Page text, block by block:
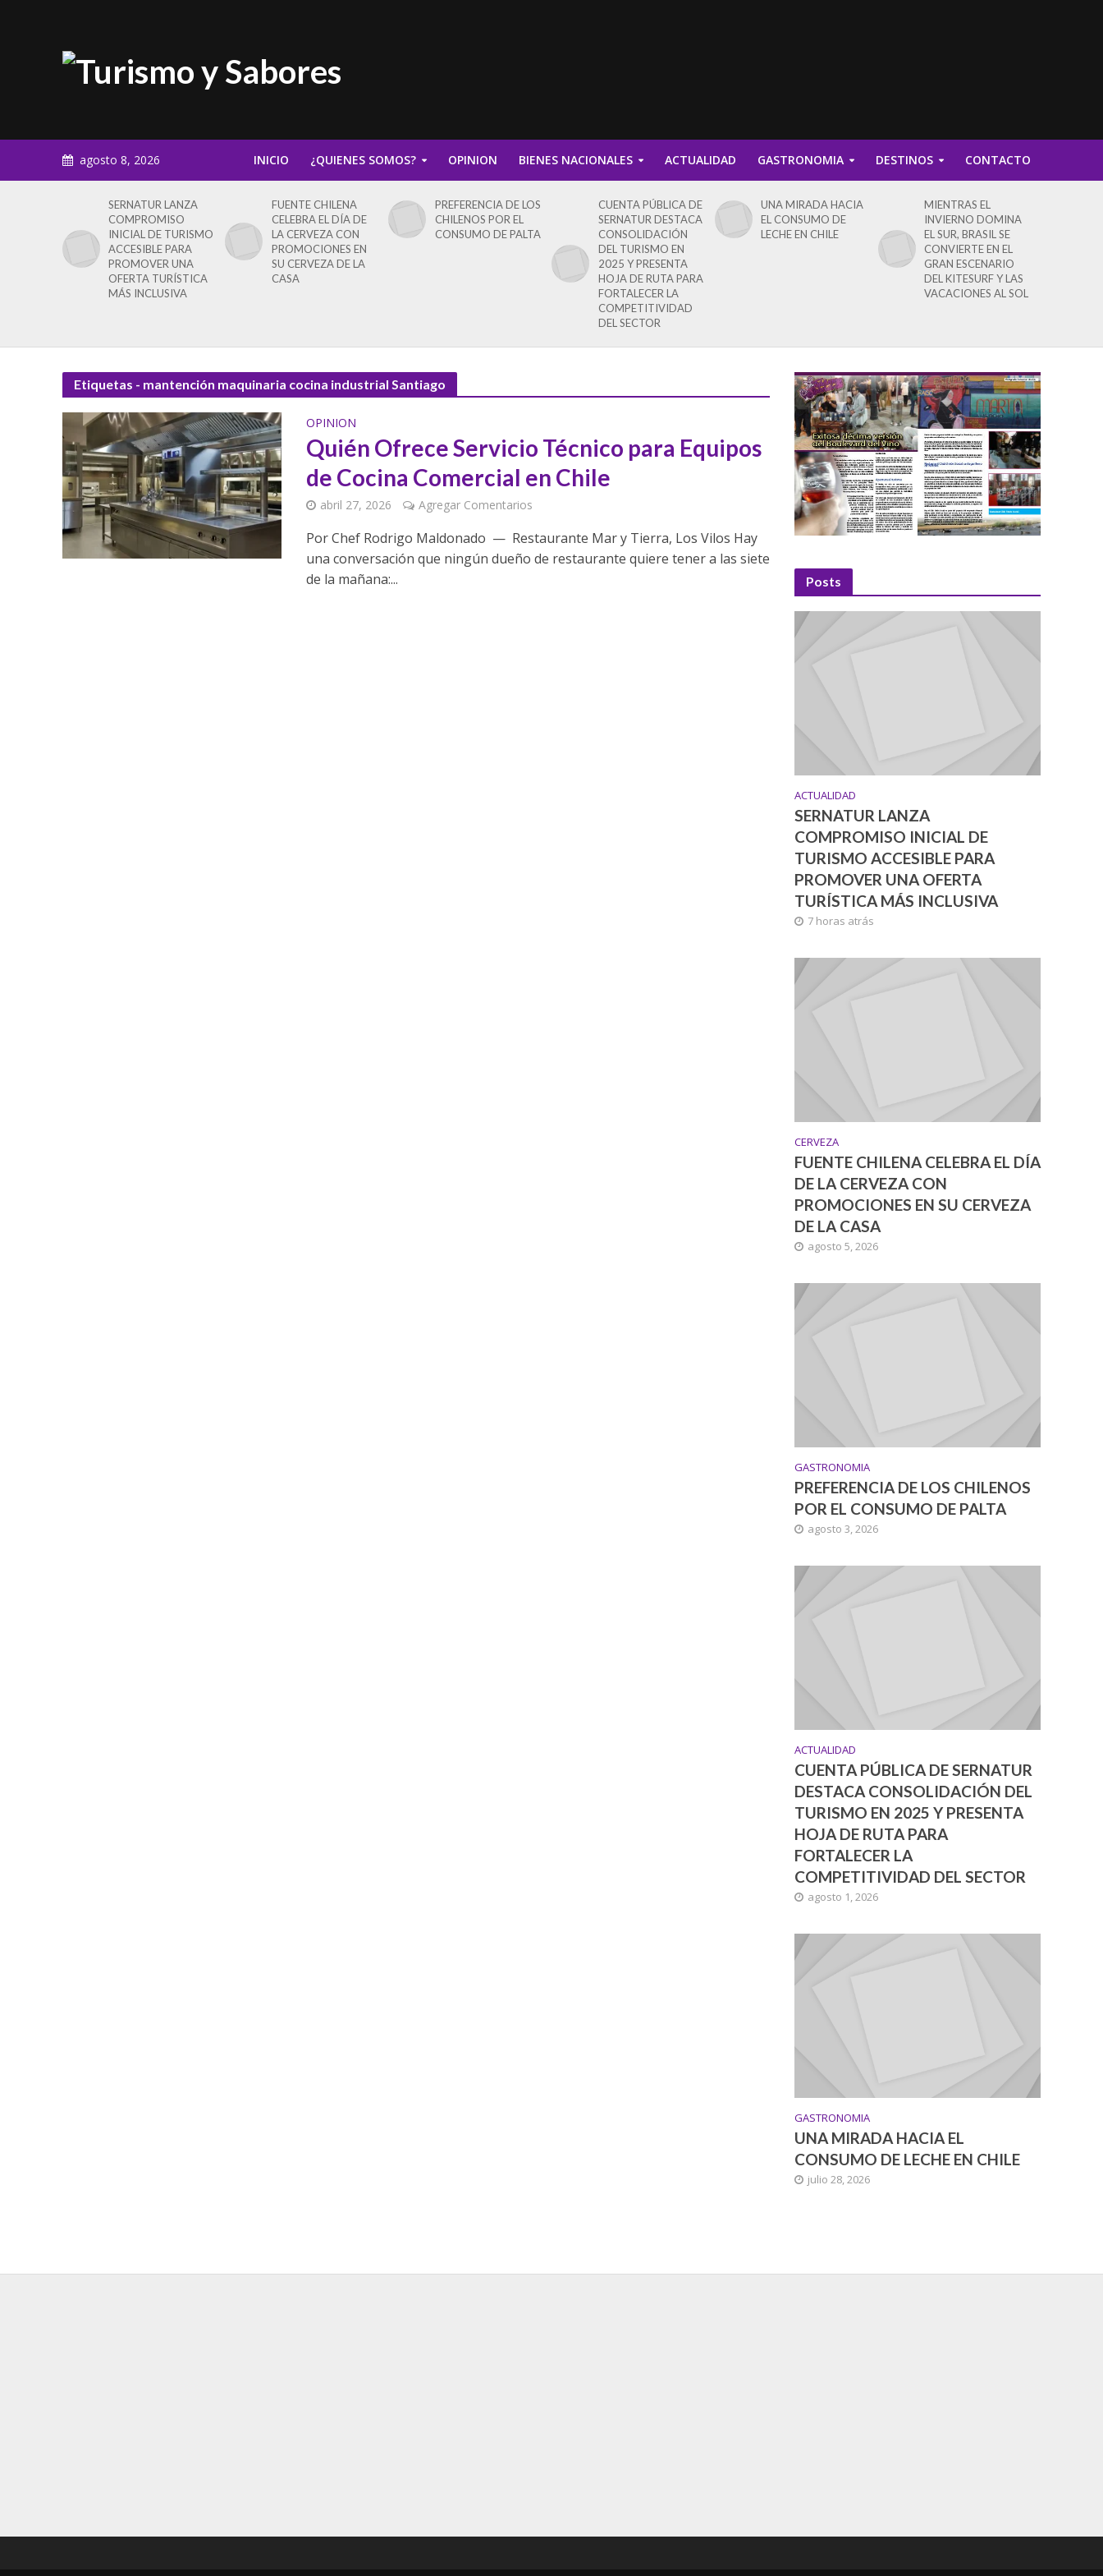
agosto 8, 2026 INICIO ¿QUIENES SOMOS? OPINION BIENES NACIONALES ACTUALIDAD GASTRONOMIA DESTINOS CONTACTO
SERNATUR LANZA
COMPROMISO
INICIAL DE TURISMO
ACCESIBLE PARA
PROMOVER UNA
OFERTA TURÍSTICA
MÁS INCLUSIVA
FUENTE CHILENA
CELEBRA EL DÍA DE
LA CERVEZA CON
PROMOCIONES EN
SU CERVEZA DE LA
CASA
PREFERENCIA DE LOS
CHILENOS POR EL
CONSUMO DE PALTA
CUENTA PÚBLICA DE
SERNATUR DESTACA
CONSOLIDACIÓN
DEL TURISMO EN
2025 Y PRESENTA
HOJA DE RUTA PARA
FORTALECER LA
COMPETITIVIDAD
DEL SECTOR
UNA MIRADA HACIA
EL CONSUMO DE
LECHE EN CHILE
MIENTRAS EL
INVIERNO DOMINA
EL SUR, BRASIL SE
CONVIERTE EN EL
GRAN ESCENARIO
DEL KITESURF Y LAS
VACACIONES AL SOL
Etiquetas - mantención maquinaria cocina industrial Santiago
OPINION
Quién Ofrece Servicio Técnico para Equipos
de Cocina Comercial en Chile
abril 27, 2026 Agregar Comentarios
Por Chef Rodrigo Maldonado — Restaurante Mar y Tierra, Los Vilos Hay
una conversación que ningún dueño de restaurante quiere tener a las siete
de la mañana:...
Posts
ACTUALIDAD
SERNATUR LANZA
COMPROMISO INICIAL DE
TURISMO ACCESIBLE PARA
PROMOVER UNA OFERTA
TURÍSTICA MÁS INCLUSIVA
7 horas atrás
CERVEZA
FUENTE CHILENA CELEBRA EL DÍA
DE LA CERVEZA CON
PROMOCIONES EN SU CERVEZA
DE LA CASA
agosto 5, 2026
GASTRONOMIA
PREFERENCIA DE LOS CHILENOS
POR EL CONSUMO DE PALTA
agosto 3, 2026
ACTUALIDAD
CUENTA PÚBLICA DE SERNATUR
DESTACA CONSOLIDACIÓN DEL
TURISMO EN 2025 Y PRESENTA
HOJA DE RUTA PARA
FORTALECER LA
COMPETITIVIDAD DEL SECTOR
agosto 1, 2026
GASTRONOMIA
UNA MIRADA HACIA EL
CONSUMO DE LECHE EN CHILE
julio 28, 2026